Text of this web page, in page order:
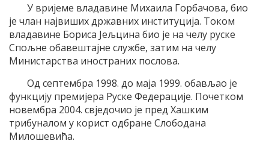
У вријеме владавине Михаила Горбачова, био
је члан највиших државних институција. Током
владавине Бориса Јељцина био је на челу руске
Спољне обавештајне службе, затим на челу
Министарства иностраних послова.
Од септембра 1998. до маја 1999. обављао је
функцију премијера Руске Федерације. Почетком
новембра 2004. свједочио је пред Хашким
трибуналом у корист одбране Слободана
Милошевића.